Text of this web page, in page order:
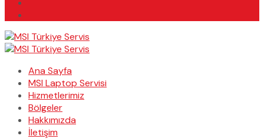
Ana Sayfa
MSI Laptop Servisi
Hizmetlerimiz
Bölgeler
Hakkımızda
İletişim